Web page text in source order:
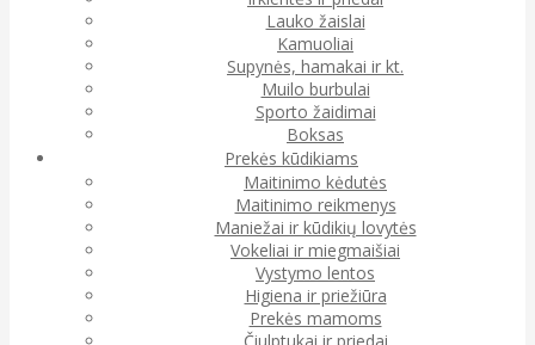
Lauko žaislai
Kamuoliai
Supynės, hamakai ir kt.
Muilo burbulai
Sporto žaidimai
Boksas
Prekės kūdikiams
Maitinimo kėdutės
Maitinimo reikmenys
Maniežai ir kūdikių lovytės
Vokeliai ir miegmaišiai
Vystymo lentos
Higiena ir priežiūra
Prekės mamoms
Čiulptukai ir priedai